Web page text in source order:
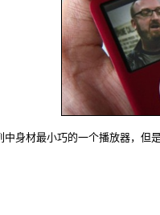
身材最小巧的一个播放器，